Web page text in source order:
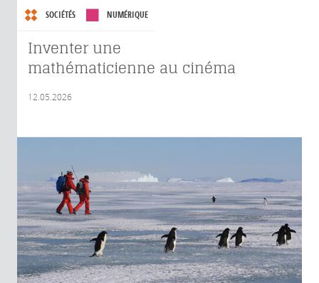
SOCIÉTÉS NUMÉRIQUE
Inventer une
mathématicienne au cinéma
12.05.2026